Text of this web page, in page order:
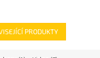
do...
PRODUKTY